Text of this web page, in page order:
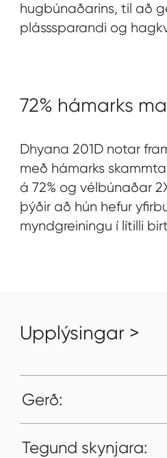
hugbúnaðarins, til að
plásssparandi og
72% hámarks
Dhyana 201D notar
með hámarks
á 72% og vélbúnaðar
þýðir að hún hefur
myndgreiningu í lítilli
Upplýsingar >
Gerð:
Tegund skynjara: